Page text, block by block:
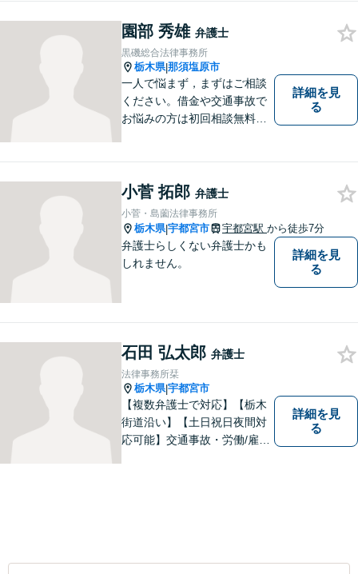
い。 https://sagara-law-office.j
p/
園部 秀雄 弁護士
黒磯総合法律事務所
栃木県|那須塩原市
一人で悩まず，まずはご相談
ください。借金や交通事故で
お悩みの方は初回相談無料で
詳細を見
る
小菅 拓郎 弁護士
小菅・島薗法律事務所
栃木県|宇都宮市 宇都宮駅 から徒歩7分
弁護士らしくない弁護士かも
しれません。
詳細を見
る
石田 弘太郎 弁護士
法律事務所栞
栃木県|宇都宮市
【複数弁護士で対応】【栃木
街道沿い】【土日祝日夜間対
応可能】交通事故・労働/雇用
詳細を見
る